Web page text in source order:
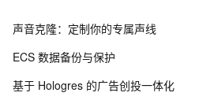
声音克隆：定制你的专属声线
ECS 数据备份与保护
基于 Hologres 的广告创投一体化